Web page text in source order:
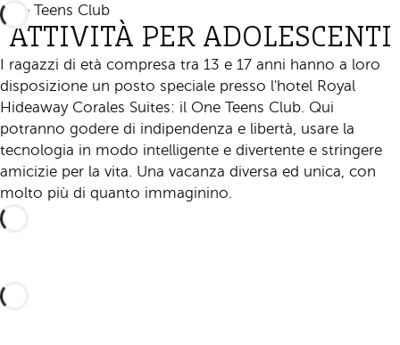
One Teens Club
ATTIVITÀ PER ADOLESCENTI
I ragazzi di età compresa tra 13 e 17 anni hanno a loro
disposizione un posto speciale presso l'hotel Royal
Hideaway Corales Suites: il One Teens Club. Qui
potranno godere di indipendenza e libertà, usare la
tecnologia in modo intelligente e divertente e stringere
amicizie per la vita. Una vacanza diversa ed unica, con
molto più di quanto immaginino.